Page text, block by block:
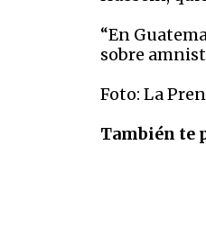
“En
sobre
Foto: La
También te